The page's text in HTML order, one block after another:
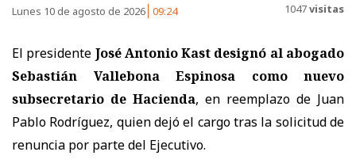
Lunes 10 de agosto de 2026 09:24 1047visitas
El presidente José Antonio Kast designó al abogado
Sebastián Vallebona Espinosa como nuevo
subsecretario de Hacienda, en reemplazo de Juan
Pablo Rodríguez, quien dejó el cargo tras la solicitud de
renuncia por parte del Ejecutivo.